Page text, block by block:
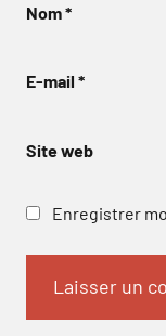
Nom*
E-mail *
Site web
Enregistrer